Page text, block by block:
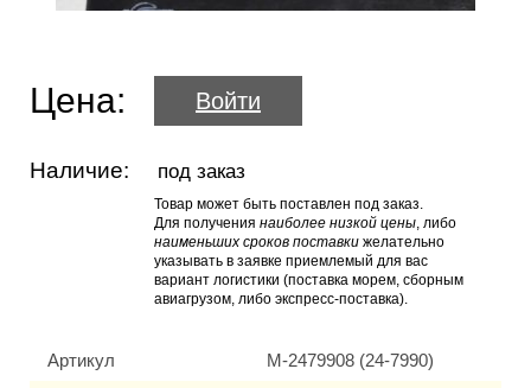
Цена: Войти
Наличие: под заказ
Товар может быть поставлен под заказ.
Для получения наиболее низкой цены , либо
наименьших сроков поставки желательно
указывать в заявке приемлемый для вас
вариант логистики (поставка морем, сборным
авиагрузом, либо экспресс-поставка).
Артикул M-2479908 (24-7990)